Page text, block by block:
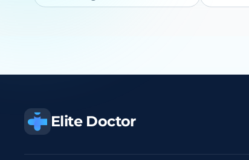
Elite Doctor